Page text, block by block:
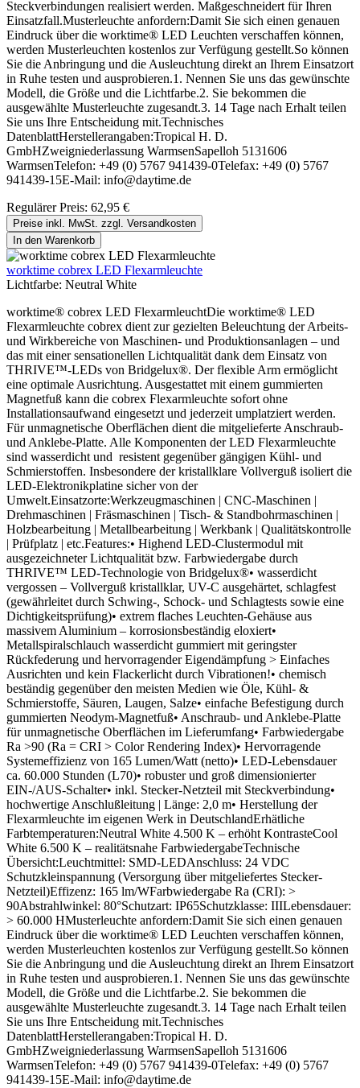
Steckverbindungen realisiert werden. Maßgeschneidert für Ihren
Einsatzfall.Musterleuchte anfordern:Damit Sie sich einen genauen
Eindruck über die worktime® LED Leuchten verschaffen können,
werden Musterleuchten kostenlos zur Verfügung gestellt.So können
Sie die Anbringung und die Ausleuchtung direkt an Ihrem Einsatzort
in Ruhe testen und ausprobieren.1. Nennen Sie uns das gewünschte
Modell, die Größe und die Lichtfarbe.2. Sie bekommen die
ausgewählte Musterleuchte zugesandt.3. 14 Tage nach Erhalt teilen
Sie uns Ihre Entscheidung mit.Technisches
DatenblattHerstellerangaben:Tropical H. D.
GmbHZweigniederlassung WarmsenSapelloh 5131606
WarmsenTelefon: +49 (0) 5767 941439-0Telefax: +49 (0) 5767
941439-15E-Mail: info@daytime.de
Regulärer Preis: 62,95 €
Preise inkl. MwSt. zzgl. Versandkosten
In den Warenkorb
worktime cobrex LED Flexarmleuchte
Lichtfarbe: Neutral White
worktime® cobrex LED FlexarmleuchtDie worktime® LED
Flexarmleuchte cobrex dient zur gezielten Beleuchtung der Arbeits-
und Wirkbereiche von Maschinen- und Produktionsanlagen – und
das mit einer sensationellen Lichtqualität dank dem Einsatz von
THRIVE™-LEDs von Bridgelux®. Der flexible Arm ermöglicht
eine optimale Ausrichtung. Ausgestattet mit einem gummierten
Magnetfuß kann die cobrex Flexarmleuchte sofort ohne
Installationsaufwand eingesetzt und jederzeit umplatziert werden.
Für unmagnetische Oberflächen dient die mitgelieferte Anschraub-
und Anklebe-Platte. Alle Komponenten der LED Flexarmleuchte
sind wasserdicht und resistent gegenüber gängigen Kühl- und
Schmierstoffen. Insbesondere der kristallklare Vollverguß isoliert die
LED-Elektronikplatine sicher von der
Umwelt.Einsatzorte:Werkzeugmaschinen | CNC-Maschinen |
Drehmaschinen | Fräsmaschinen | Tisch- & Standbohrmaschinen |
Holzbearbeitung | Metallbearbeitung | Werkbank | Qualitätskontrolle
| Prüfplatz | etc.Features:• Highend LED-Clustermodul mit
ausgezeichneter Lichtqualität bzw. Farbwiedergabe durch
THRIVE™ LED-Technologie von Bridgelux®• wasserdicht
vergossen – Vollverguß kristallklar, UV-C ausgehärtet, schlagfest
(gewährleitet durch Schwing-, Schock- und Schlagtests sowie eine
Dichtigkeitsprüfung)• extrem flaches Leuchten-Gehäuse aus
massivem Aluminium – korrosionsbeständig eloxiert•
Metallspiralschlauch wasserdicht gummiert mit geringster
Rückfederung und hervorragender Eigendämpfung > Einfaches
Ausrichten und kein Flackerlicht durch Vibrationen!• chemisch
beständig gegenüber den meisten Medien wie Öle, Kühl- &
Schmierstoffe, Säuren, Laugen, Salze• einfache Befestigung durch
gummierten Neodym-Magnetfuß• Anschraub- und Anklebe-Platte
für unmagnetische Oberflächen im Lieferumfang• Farbwiedergabe
Ra >90 (Ra = CRI > Color Rendering Index)• Hervorragende
Systemeffizienz von 165 Lumen/Watt (netto)• LED-Lebensdauer
ca. 60.000 Stunden (L70)• robuster und groß dimensionierter
EIN-/AUS-Schalter• inkl. Stecker-Netzteil mit Steckverbindung•
hochwertige Anschlußleitung | Länge: 2,0 m• Herstellung der
Flexarmleuchte im eigenen Werk in DeutschlandErhätliche
Farbtemperaturen:Neutral White 4.500 K – erhöht KontrasteCool
White 6.500 K – realitätsnahe FarbwiedergabeTechnische
Übersicht:Leuchtmittel: SMD-LEDAnschluss: 24 VDC
Schutzkleinspannung (Versorgung über mitgeliefertes Stecker-
Netzteil)Effizenz: 165 lm/WFarbwiedergabe Ra (CRI): >
90Abstrahlwinkel: 80°Schutzart: IP65Schutzklasse: IIILebensdauer:
> 60.000 HMusterleuchte anfordern:Damit Sie sich einen genauen
Eindruck über die worktime® LED Leuchten verschaffen können,
werden Musterleuchten kostenlos zur Verfügung gestellt.So können
Sie die Anbringung und die Ausleuchtung direkt an Ihrem Einsatzort
in Ruhe testen und ausprobieren.1. Nennen Sie uns das gewünschte
Modell, die Größe und die Lichtfarbe.2. Sie bekommen die
ausgewählte Musterleuchte zugesandt.3. 14 Tage nach Erhalt teilen
Sie uns Ihre Entscheidung mit.Technisches
DatenblattHerstellerangaben:Tropical H. D.
GmbHZweigniederlassung WarmsenSapelloh 5131606
WarmsenTelefon: +49 (0) 5767 941439-0Telefax: +49 (0) 5767
941439-15E-Mail: info@daytime.de